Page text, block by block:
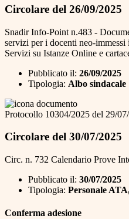
Circolare del 26/09/2025
Snadir Info-Point n.483 -
servizi per i docenti neo-
Servizi su Istanze Online e
Pubblicato il: 26/09/2025
Tipologia: Albo sindacale
Protocollo 10304/2025 del 29/
Circolare del 30/07/2025
Circ. n. 732 Calendario Prove
Pubblicato il: 30/07/2025
Tipologia: Personale
Conferma adesione